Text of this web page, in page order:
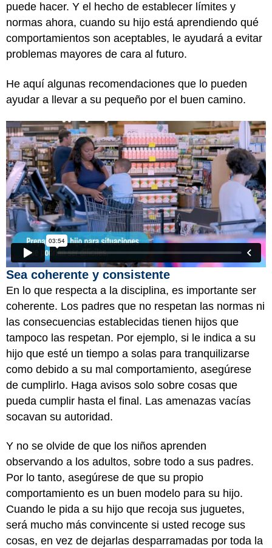
puede hacer. Y el hecho de establecer límites y
normas ahora, cuando su hijo está aprendiendo qué
comportamientos son aceptables, le ayudará a evitar
problemas mayores de cara al futuro.
He aquí algunas recomendaciones que lo pueden
ayudar a llevar a su pequeño por el buen camino.
Sea coherente y consistente
En lo que respecta a la disciplina, es importante ser
coherente. Los padres que no respetan las normas ni
las consecuencias establecidas tienen hijos que
tampoco las respetan. Por ejemplo, si le indica a su
hijo que esté un tiempo a solas para tranquilizarse
como debido a su mal comportamiento, asegúrese
de cumplirlo. Haga avisos solo sobre cosas que
pueda cumplir hasta el final. Las amenazas vacías
socavan su autoridad.
Y no se olvide de que los niños aprenden
observando a los adultos, sobre todo a sus padres.
Por lo tanto, asegúrese de que su propio
comportamiento es un buen modelo para su hijo.
Cuando le pida a su hijo que recoja sus juguetes,
será mucho más convincente si usted recoge sus
cosas, en vez de dejarlas desparramadas por toda la